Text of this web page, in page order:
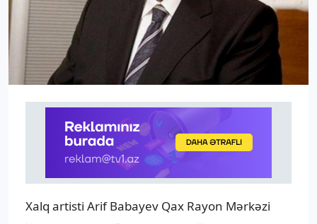
Xalq artisti Arif Babayev Qax Rayon Mərkəzi